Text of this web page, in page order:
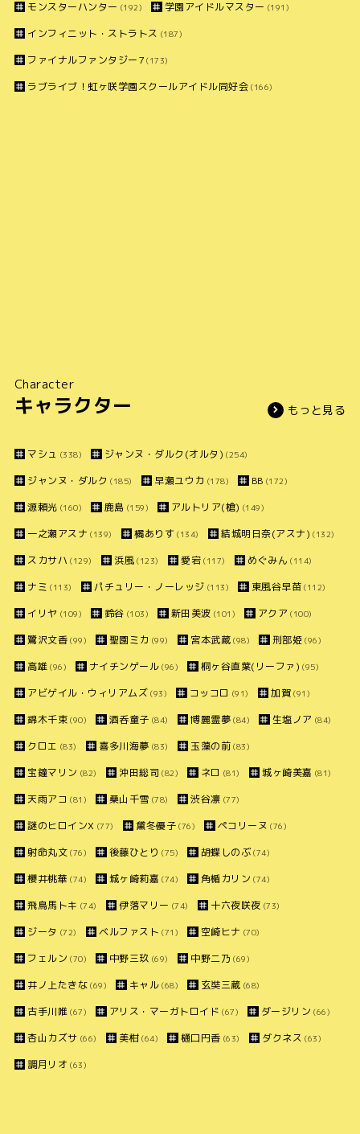
モンスターハンター (192) 学園アイドルマスター (191)
インフィニット・ストラトス (187)
ファイナルファンタジー7 (173)
ラブライブ！虹ヶ咲学園スクールアイドル同好会 (166)
Character
キャラクター もっと見る
マシュ (338) ジャンヌ・ダルク(オルタ) (254)
ジャンヌ・ダルク (185) 早瀬ユウカ (178) BB (172)
源頼光 (160) 鹿島 (159) アルトリア(槍) (149)
一之瀬アスナ (139) 橘ありす (134) 結城明日奈(アスナ) (132)
スカサハ (129) 浜風 (123) 愛宕 (117) めぐみん (114)
ナミ (113) パチュリー・ノーレッジ (113) 東風谷早苗 (112)
イリヤ (109) 鈴谷 (103) 新田美波 (101) アクア (100)
鷺沢文香 (99) 聖園ミカ (99) 宮本武蔵 (98) 刑部姫 (96)
高雄 (96) ナイチンゲール (96) 桐ヶ谷直葉(リーファ) (95)
アビゲイル・ウィリアムズ (93) コッコロ (91) 加賀 (91)
錦木千束 (90) 酒呑童子 (84) 博麗霊夢 (84) 生塩ノア (84)
クロエ (83) 喜多川海夢 (83) 玉藻の前 (83)
宝鐘マリン (82) 沖田総司 (82) ネロ (81) 城ヶ崎美嘉 (81)
天雨アコ (81) 桑山千雪 (78) 渋谷凛 (77)
謎のヒロインX (77) 黛冬優子 (76) ペコリーヌ (76)
射命丸文 (76) 後藤ひとり (75) 胡蝶しのぶ(74)
櫻井桃華 (74) 城ヶ崎莉嘉 (74) 角楯カリン (74)
飛鳥馬トキ (74) 伊落マリー (74) 十六夜咲夜 (73)
ジータ (72) ベルファスト (71) 空崎ヒナ (70)
フェルン (70) 中野三玖 (69) 中野二乃 (69)
井ノ上たきな (69) キャル (68) 玄奘三蔵 (68)
古手川唯 (67) アリス・マーガトロイド (67) ダージリン (66)
杏山カズサ (66) 美柑 (64) 樋口円香 (63) ダクネス (63)
調月リオ (63)